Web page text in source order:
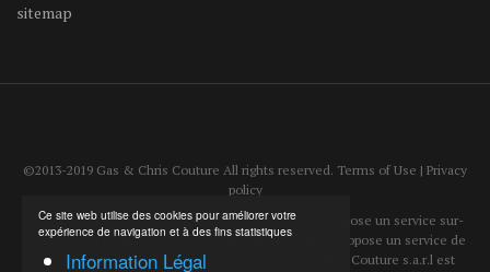
Ce site web utilise des cookies pour améliorer votre
expérience de navigation et à des fins statistiques
Information Légal
sitemap
©2013-2019 Gas & Chris Couture All rights reserved. Terms of Use | Privacy
policy
Gas & Chris Couture est un atelier de couture qui propose un service sur-
mesure pour homme et femme. L'atelier de couture propose un service de
reparation et d'ajustement de vêtement.Gas & Chris Couture s.a.r.l est